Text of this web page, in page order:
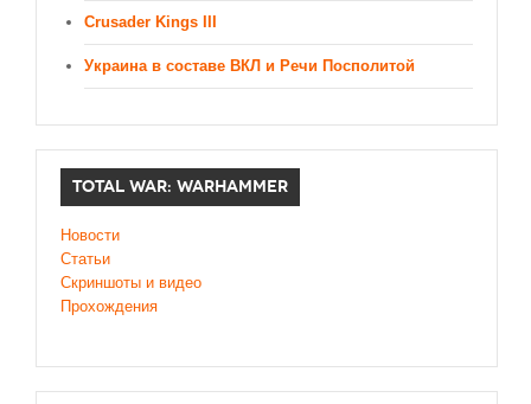
Блоги о рыбалке
Черный Гетман (роман)
Загадки и тайны истории
Наше время
Крестовые походы
Античность
Crusader Kings III
Украина в составе ВКЛ и Речи Посполитой
TOTAL WAR: WARHAMMER
Новости
Статьи
Скриншоты и видео
Прохождения